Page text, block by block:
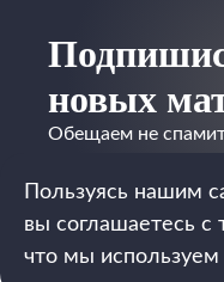
новых
Обещаем не
Пользуясь нашим
вы соглашаетесь с
что мы используем